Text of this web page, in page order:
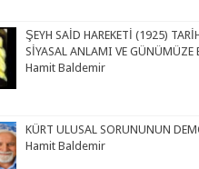
ŞEYH SAİD HAREKETİ (1925)
SİYASAL ANLAMI VE GÜNÜMÜZE
Hamit Baldemir
KÜRT ULUSAL SORUNUNUN
Hamit Baldemir